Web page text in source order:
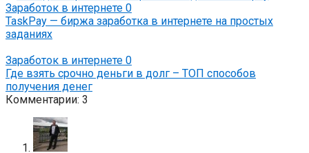
Заработок в интернете 0
TaskPay — биржа заработка в интернете на простых
заданиях
Заработок в интернете 0
Где взять срочно деньги в долг – ТОП способов
получения денег
Комментарии: 3